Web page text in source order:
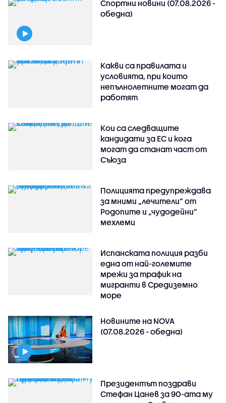
Спортни новини (07.08.2026 -
обедна)
Какви са правилата и
условията, при които
непълнолетните могат да
работят
Кои са следващите
кандидати за ЕС и кога
могат да станат част от
Съюза
Полицията предупреждава
за мними „лечители“ от
Родопите и „чудодейни“
мехлеми
Испанската полиция разби
една от най-големите
мрежи за трафик на
мигранти в Средиземно
море
Новините на NOVA
(07.08.2026 - обедна)
Президентът поздрави
Стефан Цанев за 90-ата му